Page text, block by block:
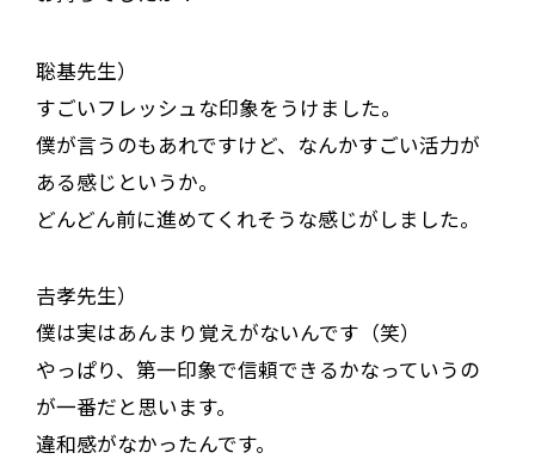
聡基先生）
すごいフレッシュな印象をうけました。
僕が言うのもあれですけど、なんかすごい活力が
ある感じというか。
どんどん前に進めてくれそうな感じがしました。
𠮷孝先生）
僕は実はあんまり覚えがないんです（笑）
やっぱり、第一印象で信頼できるかなっていうの
が一番だと思います。
違和感がなかったんです。